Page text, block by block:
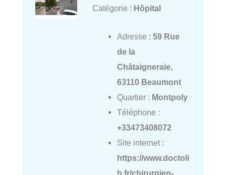
Catégorie : Hôpital
Adresse : 59 Rue
de la
Châtaigneraie,
63110 Beaumont
Quartier : Montpoly
Téléphone :
+33473408072
Site internet :
https://www.doctoli